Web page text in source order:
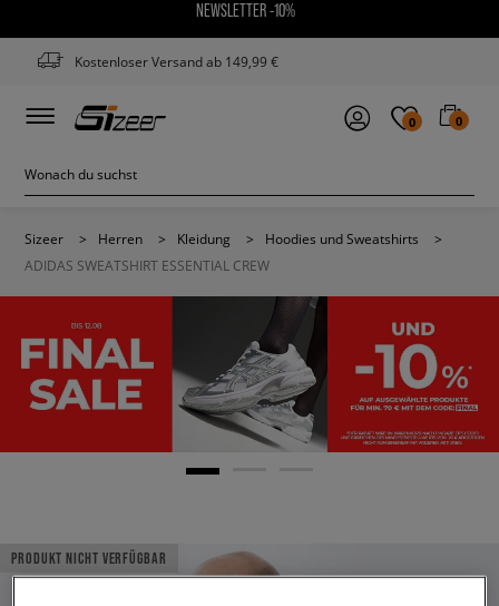
NEWSLETTER -10%
Kostenloser Versand ab 149,99 €
0 0
Sizeer > Herren > Kleidung > Hoodies und Sweatshirts
>
ADIDAS SWEATSHIRT ESSENTIAL CREW
PRODUKT NICHT VERFÜGBAR